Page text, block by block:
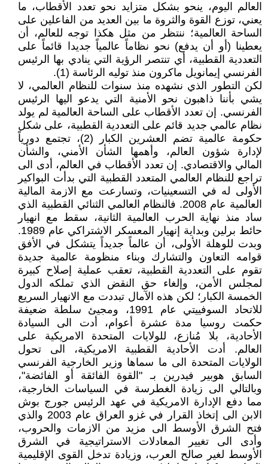
العالم اليوم، ينحو بشكل متزايد نحو تعدد الأقطاب، ما
يعني، توزع القوة والثروة ما بين العديد من الفاعلين على
الساحة العالمية؛ ننتظر من مثل هكذا توجه للعالم، أن
يعطينا (أو أن يدفع) نحو نظاماً عالمياً جديدا قائماً على
التعددية القطبية، أي تنتصر الرؤية التي ينادي بها الرئيس
الفرنسي إيمانويل ماكرون منذ توليه الرئاسة (1).
لكن التطور الذي نشهده منذ سنوات للنظام العالمي، لا
يشي بأننا ذاهبون نحو الأمنية التي يدعو اليها الرئيس
الفرنسي. إن تعدد الأقطاب على الساحة العالمية لم يولد
نظام عالمي جديد قائم على التعددية القطبية، على شكل
حكومة عالمية تضم العشرين الكبار (2)، تجتمع دورياً
لإدارة شؤون العالم، وأهمها الشأن الأمني، والشأن
المالي والاقتصادي. إن تعدد الأقطاب في العالم، أدى الى
تراجع للنظام العالمي المتعدد القطبية التي بدأت البواكير
الأولى له في التسعينيات، وتسارعت مع الازمة المالية
العالمية عام 2008. فالنظام العالمي الثنائي القطبية الذي
ساد منذ نهاية الحرب العالمية الثانية، سقط مع انهيار
حائط برلين وبداية إنهيار المعسكر الاشتراكي عام 1989.
وبدت للوهلة الأولى، أن عالماً جديداً يتشكل في الأفق
قوامه التعاون والتشارك وبناء منظومة عالمية جديدة
تقوم على التعددية القطبية، تعقب عملية إصلاح كبيرة
لمجلس الأمن، وإلغاء حق النقض الذي تملكه الدول
الخمسة الكبار؛ لكن هذه الآمال تبددت مع الانهيار السريع
للاتحاد السوفييتي عام 1991، ومجيئ سلطة ضعيفة
حكمت روسيا مدة عشرة أعوام، أدت الى السيادة
الأحادية، بلا مُنازع، للولايات المتحدة الامريكية على
العالم. أدت الأحادية القطبية الامريكية، الى تحول
الولايات المتحدة الى ما سماها وزير الخارجية الفرنسي
السابق هوبير فيدرين بـ "القوة الفائقة أو الفائضة"،
وبالتالي الى زيادة الغطرسة في السياسات الخارجية،
مما دفع الإدارة الامريكية في عهد الرئيس جورج بوش
الابن الى إتخاذ القرار في غزو العراق عام 2003 والذي
فتح الشرق الأوسط الى مزيد من الازمات والحروب،
وأدى الى تغيير المعادلات الاستراتيجية في الشرق
الأوسط لغير صالح العرب، وزيادة تدخل القوى الإقليمية